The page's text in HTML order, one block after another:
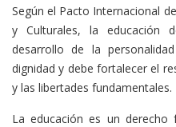
Según el Pacto Internacional
y Culturales, la educación
desarrollo de la
dignidad y debe fortalecer el
y las libertades fundamentales.
La educación es un